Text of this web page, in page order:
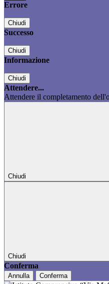
Errore
Chiudi
Successo
Chiudi
Informazione
Chiudi
Attendere...
Attendere il completamento
Chiudi
Chiudi
Conferma
Annulla Conferma